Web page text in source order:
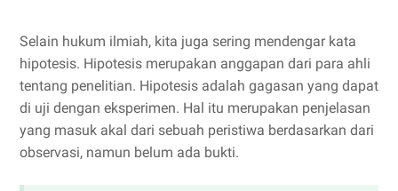
Selain hukum ilmiah, kita juga sering mendengar kata
hipotesis. Hipotesis merupakan anggapan dari para ahli
tentang penelitian. Hipotesis adalah gagasan yang dapat
di uji dengan eksperimen. Hal itu merupakan penjelasan
yang masuk akal dari sebuah peristiwa berdasarkan dari
observasi, namun belum ada bukti.